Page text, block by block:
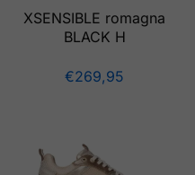
XSENSIBLE romagna
BLACK H
€269,95